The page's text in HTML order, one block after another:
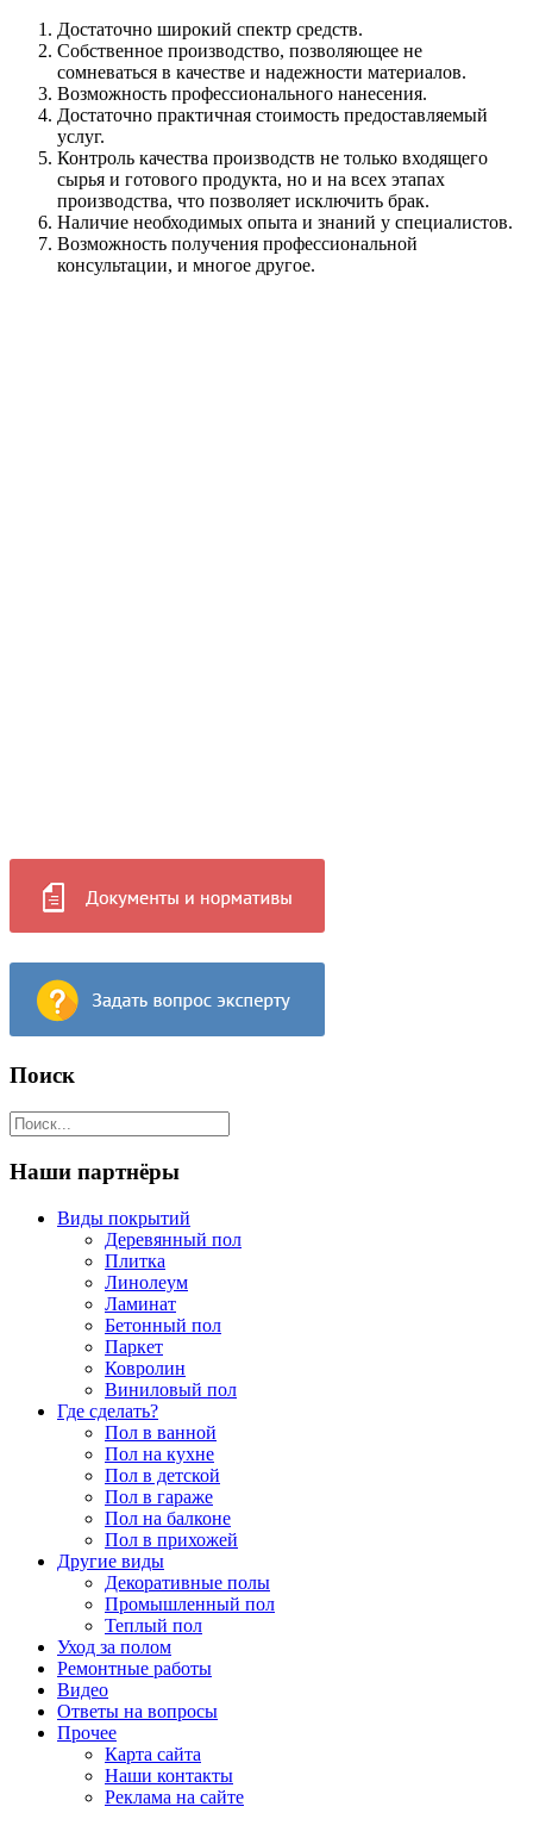
Достаточно широкий спектр средств.
Собственное производство, позволяющее не
сомневаться в качестве и надежности материалов.
Возможность профессионального нанесения.
Достаточно практичная стоимость предоставляемый
услуг.
Контроль качества производств не только входящего
сырья и готового продукта, но и на всех этапах
производства, что позволяет исключить брак.
Наличие необходимых опыта и знаний у специалистов.
Возможность получения профессиональной
консультации, и многое другое.
Поиск
Наши партнёры
Виды покрытий
Деревянный пол
Плитка
Линолеум
Ламинат
Бетонный пол
Паркет
Ковролин
Виниловый пол
Где сделать?
Пол в ванной
Пол на кухне
Пол в детской
Пол в гараже
Пол на балконе
Пол в прихожей
Другие виды
Декоративные полы
Промышленный пол
Теплый пол
Уход за полом
Ремонтные работы
Видео
Ответы на вопросы
Прочее
Карта сайта
Наши контакты
Реклама на сайте